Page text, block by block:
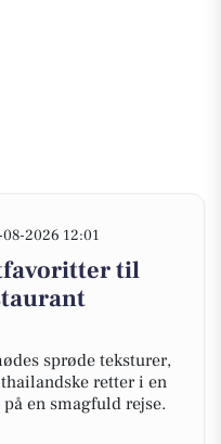
2026 12:01
til
sprøde teksturer,
retter i en
en smagfuld rejse.